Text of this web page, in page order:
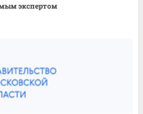
экспертом